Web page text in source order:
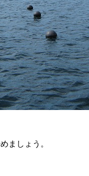
ましょう。